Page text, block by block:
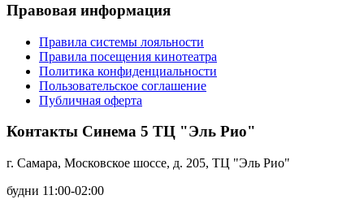
Правовая информация
Правила системы лояльности
Правила посещения кинотеатра
Политика конфиденциальности
Пользовательское соглашение
Публичная оферта
Контакты Синема 5 ТЦ "Эль Рио"
г. Самара, Московское шоссе, д. 205, ТЦ "Эль Рио"
будни 11:00-02:00